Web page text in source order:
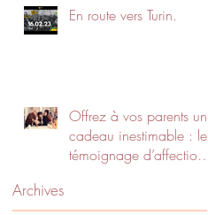
En route vers Turin.
Offrez à vos parents un
cadeau inestimable : le
témoignage d’affection
Archives